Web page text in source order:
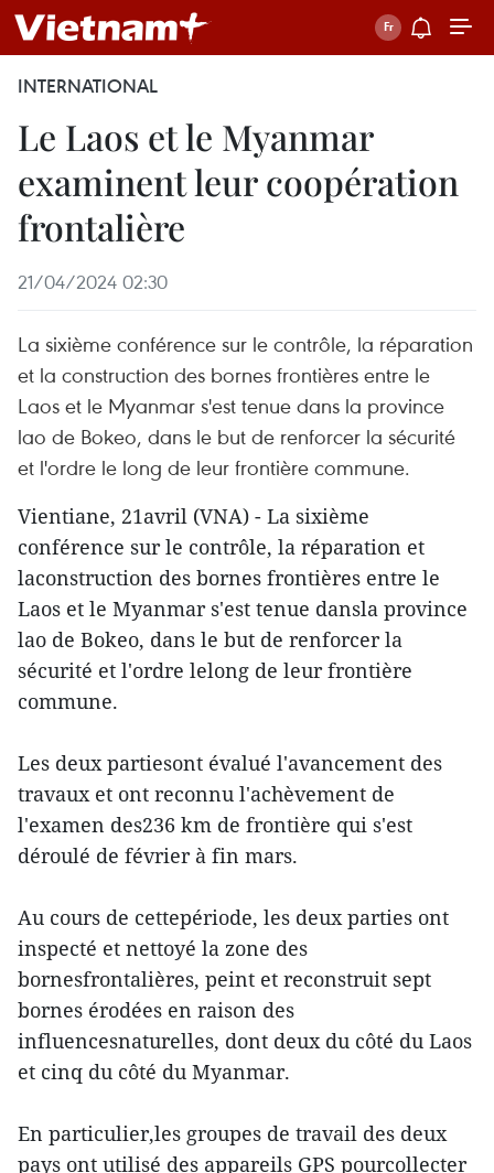
INTERNATIONAL
Le Laos et le Myanmar
examinent leur coopération
frontalière
21/04/2024 02:30
La sixième conférence sur le contrôle, la réparation
et la construction des bornes frontières entre le
Laos et le Myanmar s'est tenue dans la province
lao de Bokeo, dans le but de renforcer la sécurité
et l'ordre le long de leur frontière commune.
Vientiane, 21avril (VNA) - La sixième
conférence sur le contrôle, la réparation et
laconstruction des bornes frontières entre le
Laos et le Myanmar s'est tenue dansla province
lao de Bokeo, dans le but de renforcer la
sécurité et l'ordre lelong de leur frontière
commune.
Les deux partiesont évalué l'avancement des
travaux et ont reconnu l'achèvement de
l'examen des236 km de frontière qui s'est
déroulé de février à fin mars.
Au cours de cettepériode, les deux parties ont
inspecté et nettoyé la zone des
bornesfrontalières, peint et reconstruit sept
bornes érodées en raison des
influencesnaturelles, dont deux du côté du Laos
et cinq du côté du Myanmar.
En particulier,les groupes de travail des deux
pays ont utilisé des appareils GPS pourcollecter